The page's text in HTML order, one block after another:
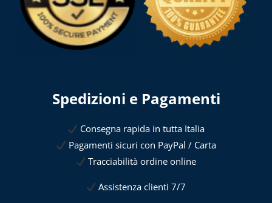
Spedizioni e Pagamenti
Consegna rapida in tutta Italia
Pagamenti sicuri con PayPal / Carta
Tracciabilità ordine online
Assistenza clienti 7/7